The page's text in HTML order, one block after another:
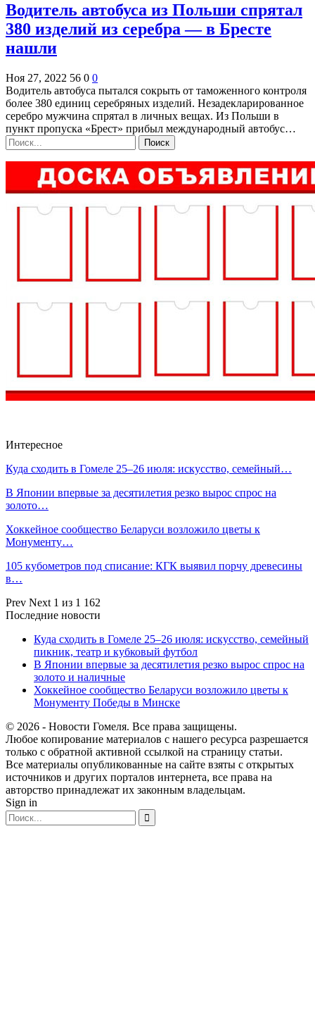
Водитель автобуса из Польши спрятал
380 изделий из серебра — в Бресте
нашли
Ноя 27, 2022 56 0 0
Водитель автобуса пытался сокрыть от таможенного контроля
более 380 единиц серебряных изделий. Незадекларированное
серебро мужчина спрятал в личных вещах. Из Польши в
пункт пропуска «Брест» прибыл международный автобус…
Интересное
Куда сходить в Гомеле 25–26 июля: искусство, семейный…
В Японии впервые за десятилетия резко вырос спрос на
золото…
Хоккейное сообщество Беларуси возложило цветы к
Монументу…
105 кубометров под списание: КГК выявил порчу древесины
в…
Prev Next 1 из 1 162
Последние новости
Куда сходить в Гомеле 25–26 июля: искусство, семейный
пикник, театр и кубковый футбол
В Японии впервые за десятилетия резко вырос спрос на
золото и наличные
Хоккейное сообщество Беларуси возложило цветы к
Монументу Победы в Минске
© 2026 - Новости Гомеля. Все права защищены.
Любое копирование материалов с нашего ресурса разрешается
только с обратной активной ссылкой на страницу статьи.
Все материалы опубликованные на сайте взяты с открытых
источников и других порталов интернета, все права на
авторство принадлежат их законным владельцам.
Sign in